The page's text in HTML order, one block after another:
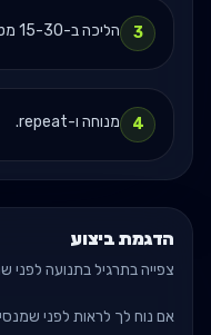
3 הליכה ב-15-30 מטרים.
4 מנוחה ו-repeat.
הדגמת ביצוע
צפייה בתרגיל בתנועה לפני
אם נוח לך לראות לפני